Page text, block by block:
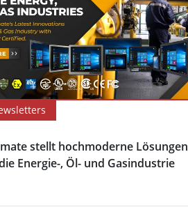
stellt hochmoderne Lösungen
Energie-, Öl- und Gasindustrie